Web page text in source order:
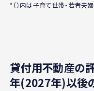
*（）内は子育て世帯・若者夫
貸付用不動産の
年(2027年)以後